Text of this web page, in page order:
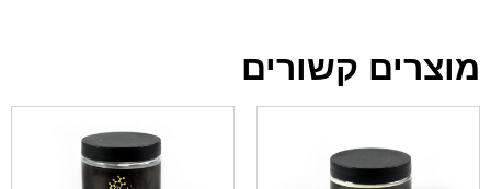
מוצרים קשורים